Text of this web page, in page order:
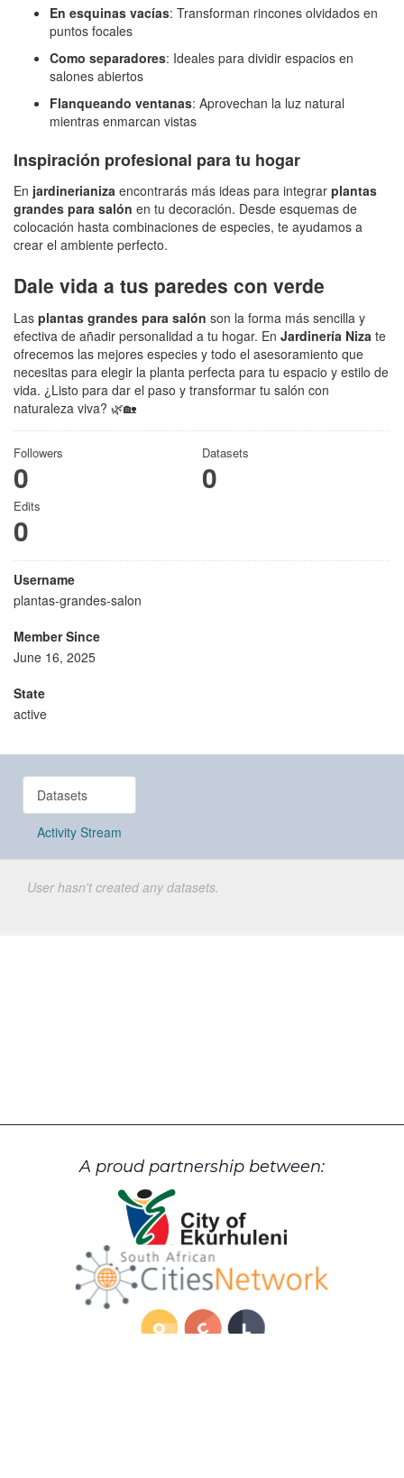
En esquinas vacías: Transforman rincones olvidados en
puntos focales
Como separadores: Ideales para dividir espacios en
salones abiertos
Flanqueando ventanas: Aprovechan la luz natural
mientras enmarcan vistas
Inspiración profesional para tu hogar
En jardinerianiza encontrarás más ideas para integrar plantas
grandes para salón en tu decoración. Desde esquemas de
colocación hasta combinaciones de especies, te ayudamos a
crear el ambiente perfecto.
Dale vida a tus paredes con verde
Las plantas grandes para salón son la forma más sencilla y
efectiva de añadir personalidad a tu hogar. En Jardinería Niza te
ofrecemos las mejores especies y todo el asesoramiento que
necesitas para elegir la planta perfecta para tu espacio y estilo de
vida. ¿Listo para dar el paso y transformar tu salón con
naturaleza viva? 🌿🏡
Followers
0
Datasets
0
Edits
0
Username
plantas-grandes-salon
Member Since
June 16, 2025
State
active
Datasets
Activity Stream
User hasn't created any datasets.
A proud partnership between: